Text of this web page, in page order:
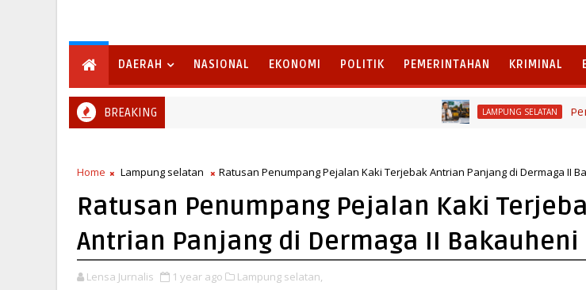
DAERAH NASIONAL EKONOMI POLITIK PEMERINTAHAN KRIMINAL
BREAKING LAMPUNG SELATAN Perbaikan
Home Lampung selatan Ratusan Penumpang Pejalan Kaki Terjebak Antrian Panjang di Dermaga II
Ratusan Penumpang Pejalan Kaki
Antrian Panjang di Dermaga II Bakauheni
Lensa Jurnalis 1 year ago Lampung selatan,